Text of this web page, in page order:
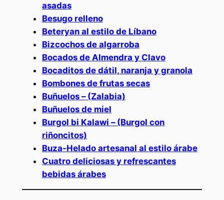
asadas
Besugo relleno
Beteryan al estilo de Líbano
Bizcochos de algarroba
Bocados de Almendra y Clavo
Bocaditos de dátil, naranja y granola
Bombones de frutas secas
Buñuelos – (Zalabia)
Buñuelos de miel
Burgol bi Kalawi – (Burgol con
riñoncitos)
Buza-Helado artesanal al estilo árabe
Cuatro deliciosas y refrescantes
bebidas árabes